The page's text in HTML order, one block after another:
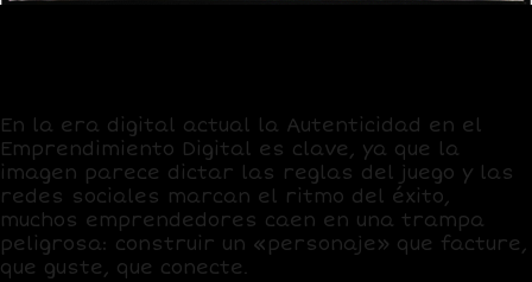
En la era digital actual la Autenticidad en el
Emprendimiento Digital es clave, ya que la
imagen parece dictar las reglas del juego y las
redes sociales marcan el ritmo del éxito,
muchos emprendedores caen en una trampa
peligrosa: construir un «personaje» que facture,
que guste, que conecte.